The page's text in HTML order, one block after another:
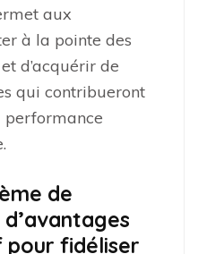
aux
à la pointe des
d’acquérir de
qui contribueront
performance
de
fidéliser